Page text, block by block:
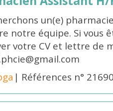
un(e)
notre équipe. Si vous
votre CV et lettre de
| Références n°